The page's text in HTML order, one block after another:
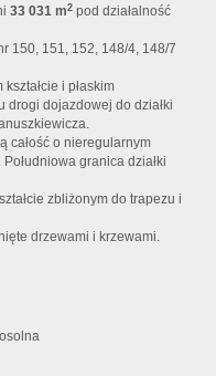
33 031 m2 pod działalność
150, 151, 152, 148/4, 148/7
i płaskim
drogi dojazdowej do działki
całość o nieregularnym
Południowa granica działki
zbliżonym do trapezu i
drzewami i krzewami.